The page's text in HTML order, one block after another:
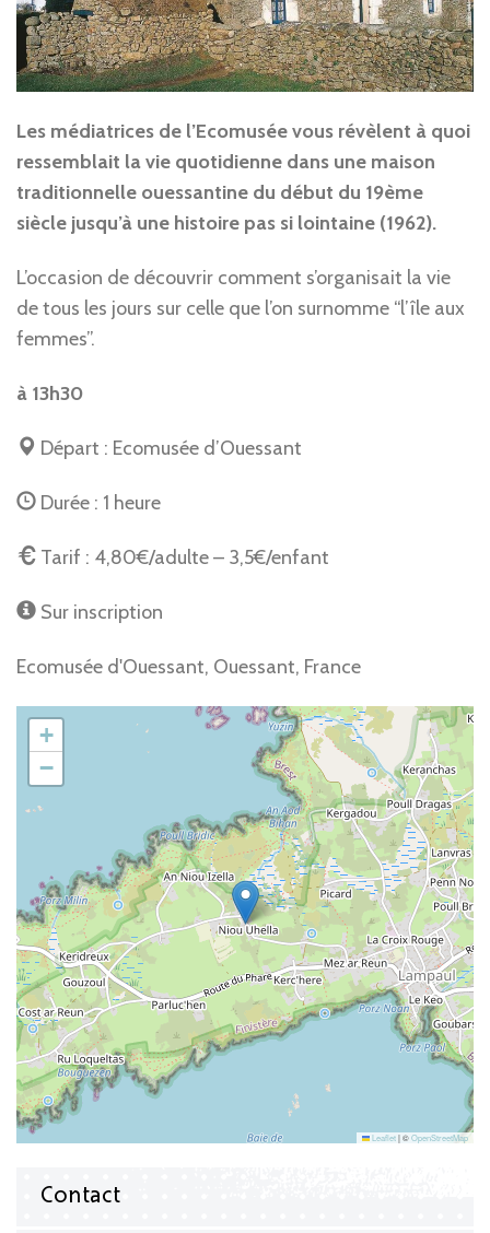
Les médiatrices de l’Ecomusée vous révèlent à quoi
ressemblait la vie quotidienne dans une maison
traditionnelle ouessantine du début du 19ème
siècle jusqu’à une histoire pas si lointaine (1962).
L’occasion de découvrir comment s’organisait la vie
de tous les jours sur celle que l’on surnomme “l’île aux
femmes”.
à 13h30
Départ : Ecomusée d’Ouessant
Durée : 1 heure
Tarif : 4,80€/adulte – 3,5€/enfant
Sur inscription
Ecomusée d'Ouessant, Ouessant, France
+
−
Leaflet|©OpenStreetMap
Contact